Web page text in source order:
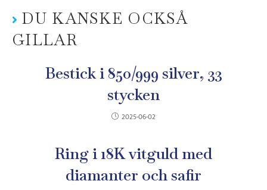
DU KANSKE OCKSÅ
GILLAR
Bestick i 850/999 silver, 33
stycken
2025-06-02
Ring i 18K vitguld med
diamanter och safir